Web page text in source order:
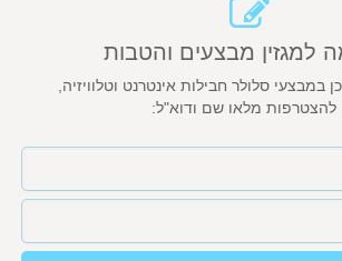
למגזין מבצעים והטבות
במבצעי סלולר חבילות אינטרנט וטלוויזיה,
להצטרפות מלאו שם ודוא"ל: